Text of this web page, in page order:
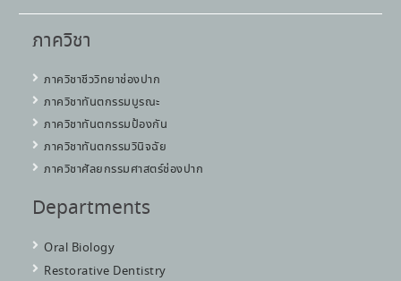
ภาควิชา
ภาควิชาชีววิทยาช่องปาก
ภาควิชาทันตกรรมบูรณะ
ภาควิชาทันตกรรมป้องกัน
ภาควิชาทันตกรรมวินิจฉัย
ภาควิชาศัลยกรรมศาสตร์ช่องปาก
Departments
Oral Biology
Restorative Dentistry